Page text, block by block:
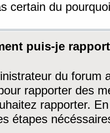
certain du
puis-je
du forum
rapporter des
rapporter.
étapes